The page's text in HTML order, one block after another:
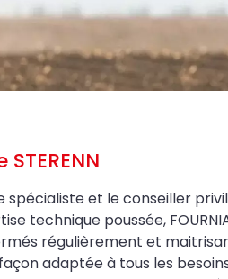
spécialiste et le conseiller
technique poussée,
régulièrement et
adaptée à tous les